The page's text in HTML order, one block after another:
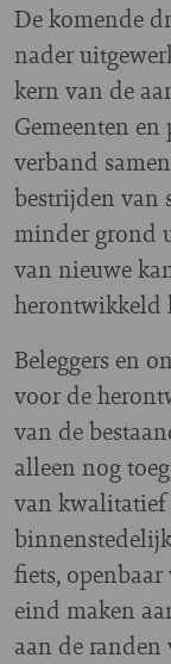
De komende
nader
kern van de
Gemeenten
verband
bestrijden van
minder grond
van nieuwe
herontwikkeld
Beleggers en
voor de
van de
alleen nog
van kwalitatief
fiets,
eind maken
aan de randen